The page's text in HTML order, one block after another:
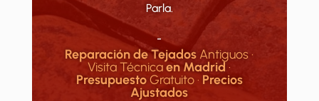
Parla.
-
Reparación de Tejados Antiguos ·
Visita Técnicaen Madrid·
PresupuestoGratuito · Precios
Ajustados